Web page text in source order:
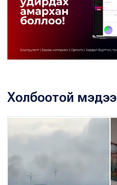
Холбоотой мэдээ